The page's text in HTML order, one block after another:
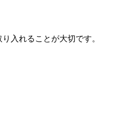
入れることが大切です。